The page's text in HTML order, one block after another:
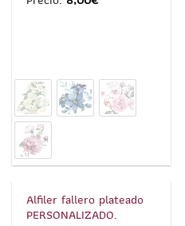
1/5
Alfiler fallero plateado
PERSONALIZADO.